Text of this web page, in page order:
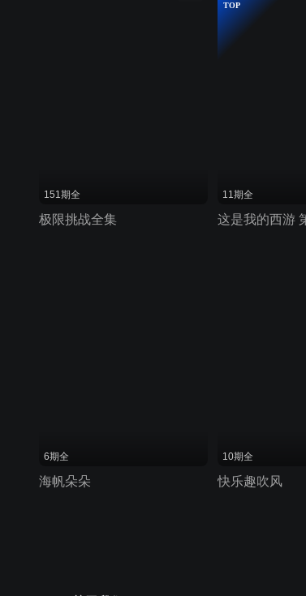
151期全
极限挑战全集
TOP
11期全
这是我的西游
6期全
海帆朵朵
10期全
快乐趣吹风